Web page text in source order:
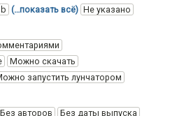
(…показать всё) Не указано
Можно скачать
запустить лунчатором
Без авторов
Без даты выпуска